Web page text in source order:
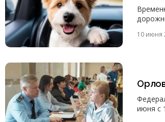
10 июня
июня с